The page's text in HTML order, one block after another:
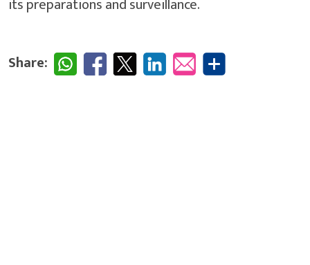
its preparations and surveillance.
Share: